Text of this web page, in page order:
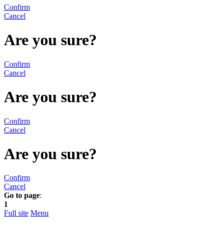
Confirm
Cancel
Are you sure?
Confirm
Cancel
Are you sure?
Confirm
Cancel
Are you sure?
Confirm
Cancel
Go to page:
1
Full site Menu